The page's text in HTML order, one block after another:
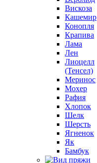
Вискоза
Кашемир
Конопля
Крапива
Лама
Лен
Лиоцелл
(Тенсел)
Меринос
Мохер
Рафия
Хлопок
Шелк
Шерсть
Ягненок
Як
Бамбук